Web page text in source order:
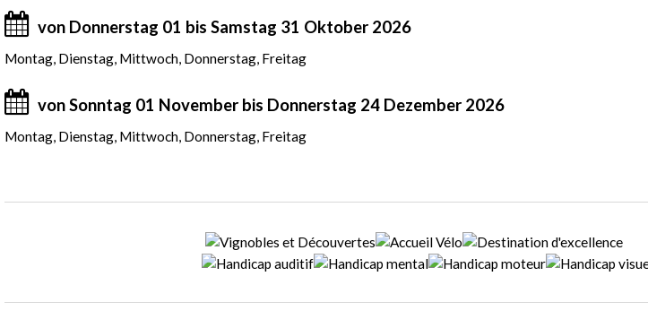
von Donnerstag 01 bis Samstag 31 Oktober 2026
Montag, Dienstag, Mittwoch, Donnerstag, Freitag
von Sonntag 01 November bis Donnerstag 24 Dezember 2026
Montag, Dienstag, Mittwoch, Donnerstag, Freitag